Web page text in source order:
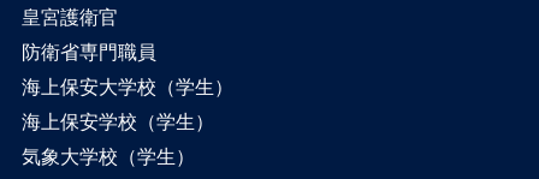
皇宮護衛官
防衛省専門職員
海上保安大学校（学生）
海上保安学校（学生）
気象大学校（学生）